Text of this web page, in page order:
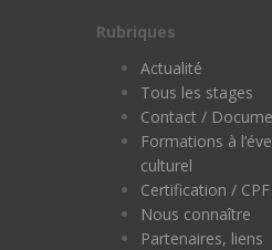
Rubriques
Actualité
Tous les stages
Contact /
Formations à
culturel
Certification / CPF
Nous connaître
Partenaires, liens